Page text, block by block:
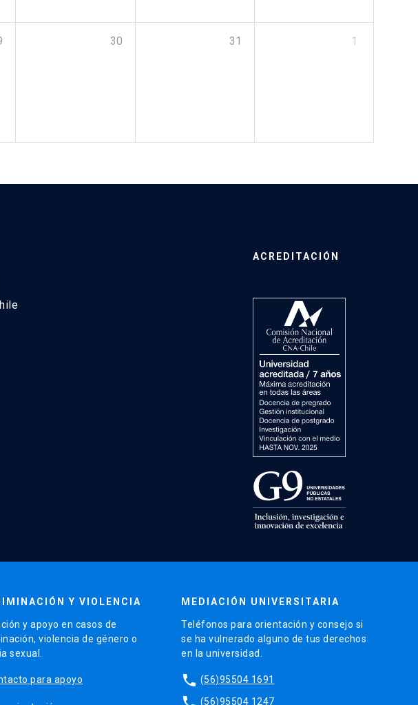
30 31 1
ACREDITACIÓN
Y VIOLENCIA
y apoyo en casos de
violencia de género o
sexual.
para apoyo
MEDIACIÓN UNIVERSITARIA
Teléfonos para orientación y consejo si
se ha vulnerado alguno de tus derechos
en la universidad.
phone (56)95504 1691
(56)95504 1247